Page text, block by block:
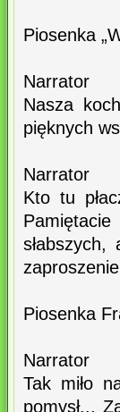
Piosenka
Narrator
Nasza
pięknych
Narrator
Kto tu
Piosenka
Narrator
Tak miło
pomysł...